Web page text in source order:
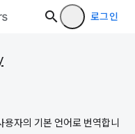
로그인
자의 기본 언어로 번역합니